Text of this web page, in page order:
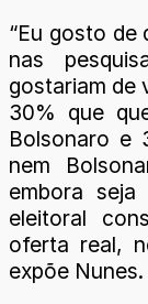
“Eu gosto de
nas
gostariam de
30% que
Bolsonaro e
nem
embora
eleitoral
oferta real,
expõe Nunes.